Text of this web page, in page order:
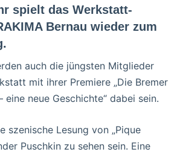
spielt das Werkstatt-
Bernau wieder zum
auch die jüngsten Mitglieder
mit ihrer Premiere „Die Bremer
eine neue Geschichte“ dabei sein.
szenische Lesung von „Pique
Puschkin zu sehen sein. Eine